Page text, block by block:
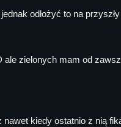
odłożyć to na
zielonych mam od
kiedy ostatnio z nią